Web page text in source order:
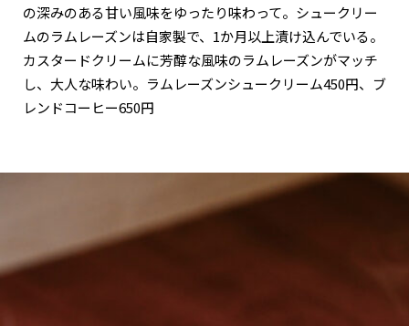
紹介します。
おすすめのイベント
の深みのある甘い風味をゆったり味わって。シュークリー
ムのラムレーズンは自家製で、1か月以上漬け込んでいる。
カスタードクリームに芳醇な風味のラムレーズンがマッチ
し、大人な味わい。ラムレーズンシュークリーム450円、ブ
レンドコーヒー650円